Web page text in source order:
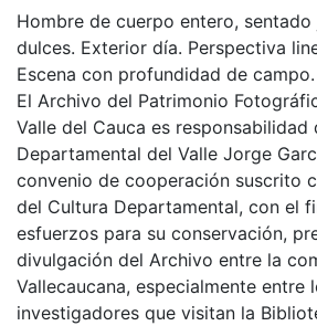
Hombre de cuerpo entero,
dulces. Exterior día. Perspectiva
Escena con profundidad de campo.
El Archivo del Patrimonio
Valle del Cauca es responsabilidad
Departamental del Valle Jorge
convenio de cooperación suscrito
del Cultura Departamental, con el
esfuerzos para su conservación,
divulgación del Archivo entre la
Vallecaucana, especialmente entre
investigadores que visitan la